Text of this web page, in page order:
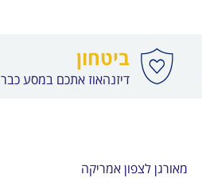
ביטחון
דיזנהאוז אתכם במסע כבר
מאורגן לצפון אמריקה